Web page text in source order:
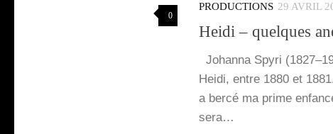
0
PRODUCTIONS 29 AVRIL
Heidi – quelques
Johan­na Spy­ri
Hei­di, entre 1880 et
a ber­cé ma prime
sera…